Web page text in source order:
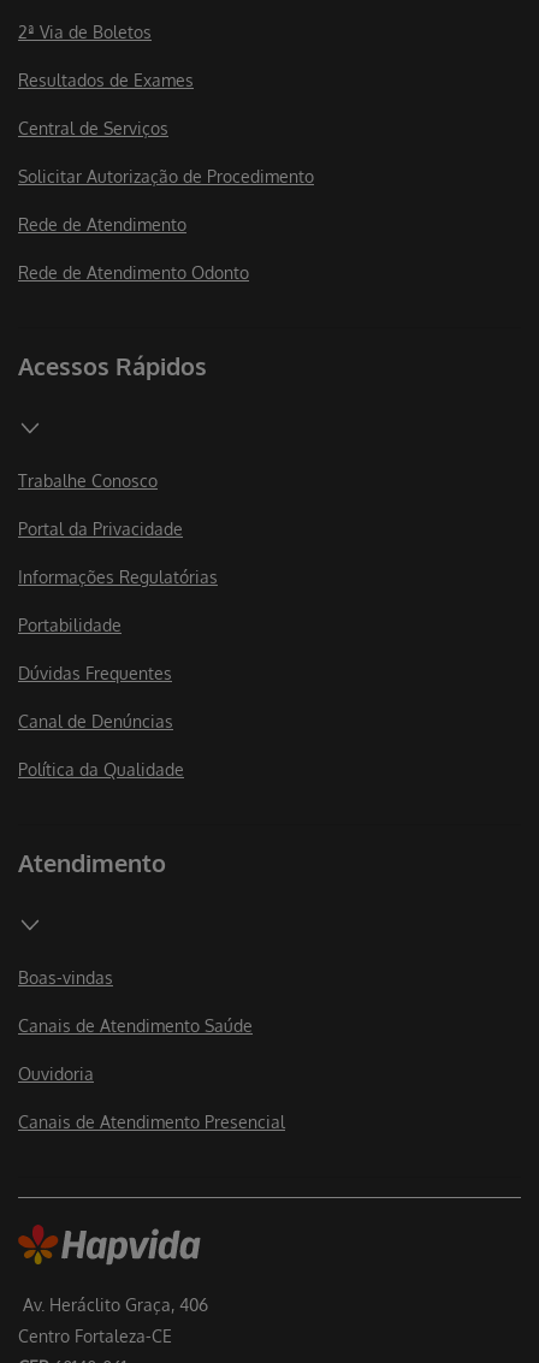
Av. Heráclito Graça, 406
Centro Fortaleza-CE
2ª Via de Boletos
Resultados de Exames
Central de Serviços
Solicitar Autorização de Procedimento
Rede de Atendimento
Rede de Atendimento Odonto
Acessos Rápidos
Trabalhe Conosco
Portal da Privacidade
Informações Regulatórias
Portabilidade
Dúvidas Frequentes
Canal de Denúncias
Política da Qualidade
Atendimento
Boas-vindas
Canais de Atendimento Saúde
Ouvidoria
Canais de Atendimento Presencial